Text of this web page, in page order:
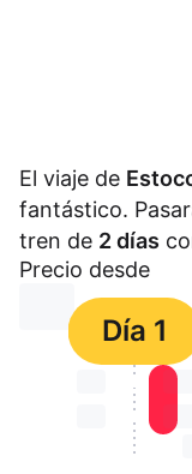
El viaje de
fantástico.
tren de 2 días
Precio desde
⏳⏳
Día 1